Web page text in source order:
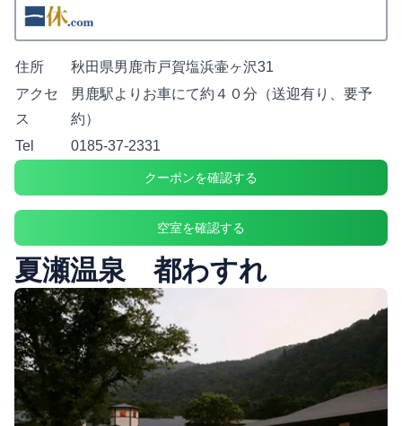
住所
秋田県男鹿市戸賀塩浜壷ヶ沢31
アクセ
ス
男鹿駅よりお車にて約４０分（送迎有り、要予
約）
Tel
0185-37-2331
クーポンを確認する
空室を確認する
夏瀬温泉 都わすれ